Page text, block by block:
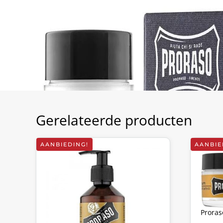
Gerelateerde producten
AANBIEDING!